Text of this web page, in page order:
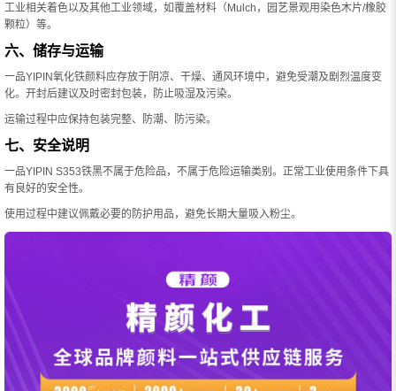
工业相关着色以及其他工业领域，如覆盖材料（Mulch，园艺景观用染色木片/橡胶
颗粒）等。
六、储存与运输
一品YIPIN氧化铁颜料应存放于阴凉、干燥、通风环境中，避免受潮及剧烈温度变
化。开封后建议及时密封包装，防止吸湿及污染。
运输过程中应保持包装完整、防潮、防污染。
七、安全说明
一品YIPIN S353铁黑不属于危险品，不属于危险运输类别。正常工业使用条件下具
有良好的安全性。
使用过程中建议佩戴必要的防护用品，避免长期大量吸入粉尘。